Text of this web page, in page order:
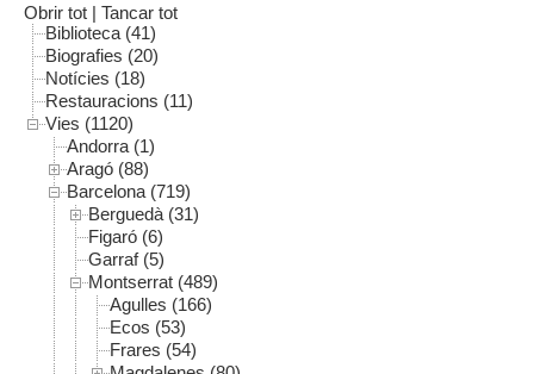
Obrir tot | Tancar tot
Biblioteca (41)
Biografies (20)
Notícies (18)
Restauracions (11)
Vies (1120)
Andorra (1)
Aragó (88)
Barcelona (719)
Berguedà (31)
Figaró (6)
Garraf (5)
Montserrat (489)
Agulles (166)
Ecos (53)
Frares (54)